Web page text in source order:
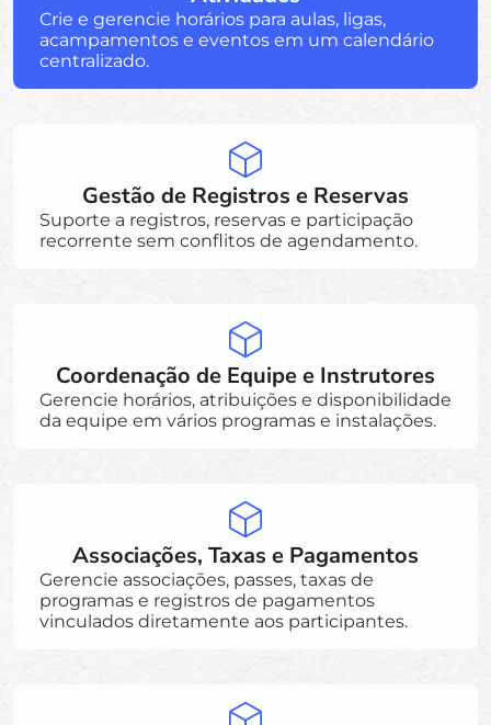
Crie e gerencie horários para aulas, ligas,
acampamentos e eventos em um calendário
centralizado.
Gestão de Registros e Reservas
Suporte a registros, reservas e participação
recorrente sem conflitos de agendamento.
Coordenação de Equipe e Instrutores
Gerencie horários, atribuições e disponibilidade
da equipe em vários programas e instalações.
Associações, Taxas e Pagamentos
Gerencie associações, passes, taxas de
programas e registros de pagamentos
vinculados diretamente aos participantes.